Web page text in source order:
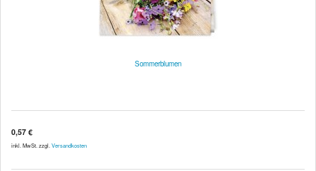
Sommerblumen
0,57 €
inkl. MwSt. zzgl. Versandkosten